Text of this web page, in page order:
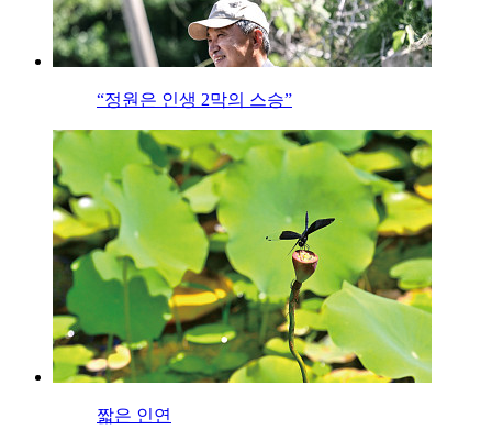
“정원은 인생 2막의 스승”
짧은 인연